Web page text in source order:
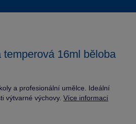
16ml běloba
a profesionální umělce. Ideální
výtvarné výchovy. Více informací